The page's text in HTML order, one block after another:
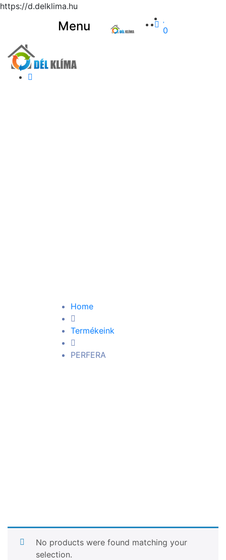
https://d.delklima.hu
Menu 0
Home
Termékeink
PERFERA
No products were found matching your
selection.